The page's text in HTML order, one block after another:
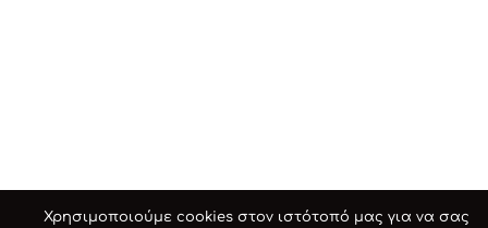
Χρησιμοποιούμε cookies στον ιστότοπό μας για να σας